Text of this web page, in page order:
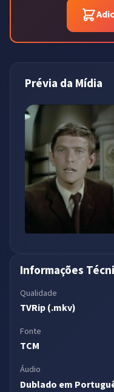
Prévia da Mídia
Informações
Qualidade
TVRip (.mkv)
Fonte
TCM
Áudio
Dublado em